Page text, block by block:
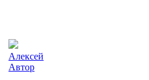
Алексей
Автор